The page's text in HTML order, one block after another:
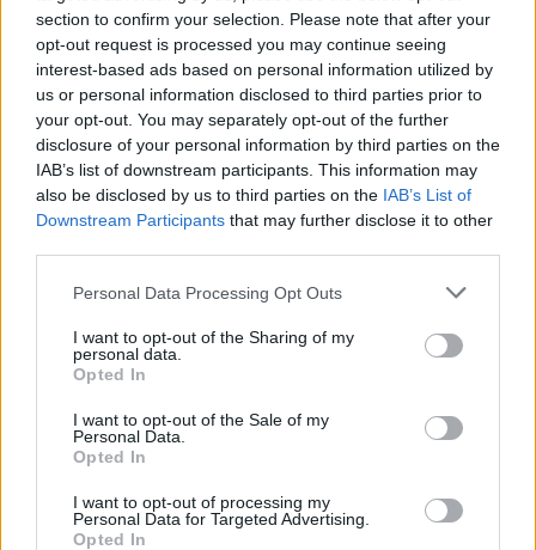
section to confirm your selection. Please note that after your
opt-out request is processed you may continue seeing
interest-based ads based on personal information utilized by
us or personal information disclosed to third parties prior to
your opt-out. You may separately opt-out of the further
disclosure of your personal information by third parties on the
IAB’s list of downstream participants. This information may
also be disclosed by us to third parties on the IAB’s List of
Downstream Participants that may further disclose it to other
Please note that this website/app uses one or more Google
not limited to your visit or usage behaviour. You may click to
grant or deny consent to Google and its third-party tags to
use your data for below specified purposes in below Google
consent section.
Personal Data Processing Opt Outs
I want to opt-out of the Sharing of my
personal data.
Opted In
I want to opt-out of the Sale of my
Personal Data.
Opted In
I want to opt-out of processing my
Personal Data for Targeted Advertising.
Opted In
Tarolt a Három óriásplakát... a
BAFTA-n
Hír| 2018.02.18 23:17
Megjelent a januári FilmMagazin!
Hír| 2018.01.21 10:00
Három óriásplakát Ebbing
határában - Kritika
Hír | 2018.01.15 14:00
BAFTA 2018 jelöltek – tarolhat A
víz érintése és A legsötétebb óra
Golden Globe 2018 - íme a
Hír | 2018.01.08 08:10